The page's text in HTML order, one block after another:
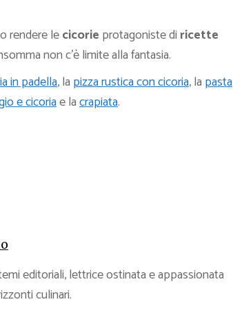
o rendere lecicorie protagoniste di ricette
non c’è limite alla fantasia.
in padella, la pizza rustica con cicoria, la pasta
e cicoriae lacrapiata.
editoriali, lettrice ostinata e appassionata
culinari.